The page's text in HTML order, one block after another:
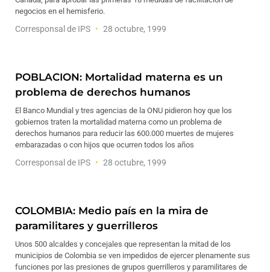
negocios en el hemisferio.
Corresponsal de IPS 28 octubre, 1999
POBLACION: Mortalidad materna es un
problema de derechos humanos
El Banco Mundial y tres agencias de la ONU pidieron hoy que los
gobiernos traten la mortalidad materna como un problema de
derechos humanos para reducir las 600.000 muertes de mujeres
embarazadas o con hijos que ocurren todos los años
Corresponsal de IPS 28 octubre, 1999
COLOMBIA: Medio país en la mira de
paramilitares y guerrilleros
Unos 500 alcaldes y concejales que representan la mitad de los
municipios de Colombia se ven impedidos de ejercer plenamente sus
funciones por las presiones de grupos guerrilleros y paramilitares de